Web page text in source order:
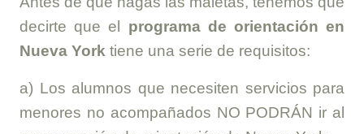
decirte que el programa de orientación en
Nueva York tiene una serie de requisitos:
a) Los alumnos que necesiten servicios para
menores no acompañados NO PODRÁN ir al